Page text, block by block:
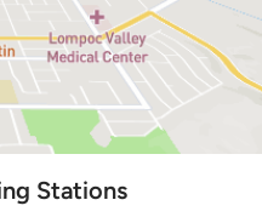
Stations